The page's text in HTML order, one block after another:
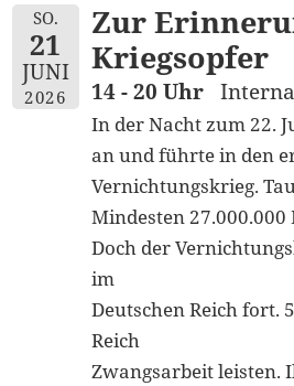
SO.
21
JUNI
2026
Zur
Kriegsopfer
14 - 20 Uhr
In der Nacht zum 22.
an und führte in den
Vernichtungskrieg.
Mindesten
Doch der
im
Deutschen Reich fort.
Reich
Zwangsarbeit leisten.